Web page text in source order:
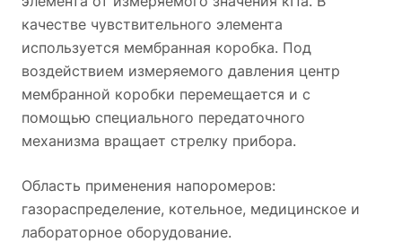
качестве чувствительного элемента
используется мембранная коробка. Под
воздействием измеряемого давления центр
мембранной коробки перемещается и с
помощью специального передаточного
механизма вращает стрелку прибора.
Область применения напоромеров:
газораспределение, котельное, медицинское и
лабораторное оборудование.